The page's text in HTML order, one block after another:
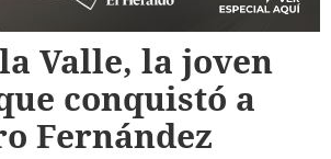
Valle, la joven
conquistó a
Fernández